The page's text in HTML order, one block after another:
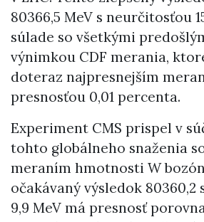
80366,5 MeV s neurčitosťou
súlade so všetkými
výnimkou CDF merania,
doteraz najpresnejším
presnosťou 0,01 percenta.
Experiment CMS prispel v
tohto globálneho snaženia
meraním hmotnosti W
očakávaný výsledok
9,9 MeV má presnosť